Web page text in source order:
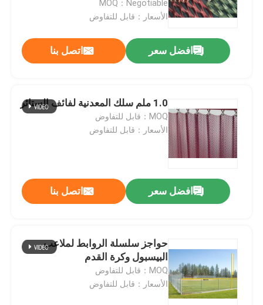
MOQ：Negotiable
الأسعار：قابل للتفاوض
افضل سعر اتصل بنا
1.0 ملم سلك المعدنية لفائف الستائر
MOQ：قابل للتفاوض
الأسعار：قابل للتفاوض
افضل سعر اتصل بنا
حواجز سلسلة الروابط لملاعب
البيسبول وكرة القدم
MOQ：قابل للتفاوض
الأسعار：قابل للتفاوض